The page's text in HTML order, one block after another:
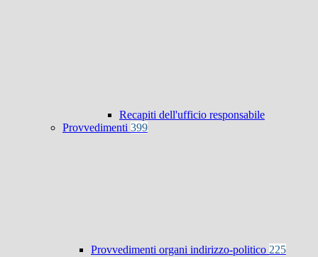
Recapiti dell'ufficio responsabile
Provvedimenti 399
Provvedimenti organi indirizzo-politico 225